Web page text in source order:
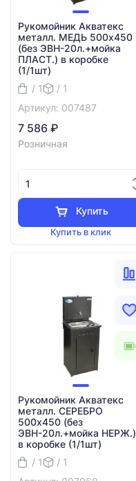
Рукомойник Акватекс
металл. МЕДЬ 500х450
(без ЭВН-20л.+мойка
ПЛАСТ.) в коробке
(1/1шт)
/ 1
/ 1
Артикул: 007487
7 586 ₽
Розничная
Купить
Купить в клик
Рукомойник Акватекс
металл. СЕРЕБРО
500х450 (без
ЭВН-20л.+мойка НЕРЖ.)
в коробке (1/1шт)
/ 1
/ 1